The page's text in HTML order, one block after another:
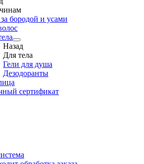
бородой и усами
Назад
Для тела
Гели для душа
Дезодоранты
сертификат